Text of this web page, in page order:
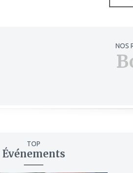
NOS
TOP
Événements